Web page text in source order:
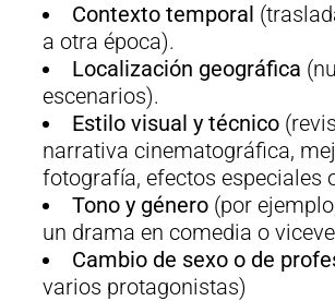
Contexto temporal
a otra época).
Localización geográfica
escenarios).
Estilo visual y técnico
narrativa cinematográfica,
fotografía, efectos especiales
Tono y género(por
un drama en comedia o
Cambio de sexo o de
varios protagonistas)